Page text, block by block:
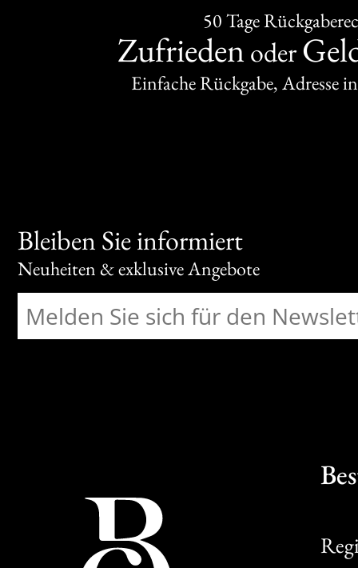
50 Tage
Zufrieden oder
Einfache Rückgabe, Adresse
Bleiben Sie informiert
Neuheiten & exklusive Angebote